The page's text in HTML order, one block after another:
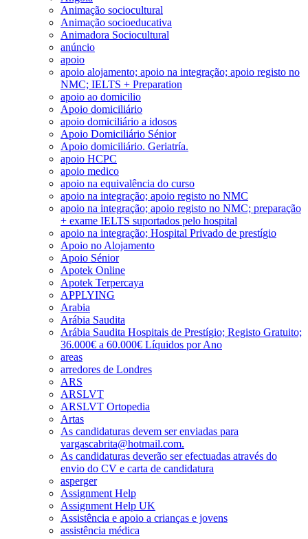
Animação sociocultural
Animação socioeducativa
Animadora Sociocultural
anúncio
apoio
apoio alojamento; apoio na integração; apoio registo no
NMC; IELTS + Preparation
apoio ao domicilio
Apoio domiciliário
apoio domiciliário a idosos
Apoio Domiciliário Sénior
Apoio domiciliário. Geriatría.
apoio HCPC
apoio medico
apoio na equivalência do curso
apoio na integração; apoio registo no NMC
apoio na integração; apoio registo no NMC; preparação
+ exame IELTS suportados pelo hospital
apoio na integração; Hospital Privado de prestígio
Apoio no Alojamento
Apoio Sénior
Apotek Online
Apotek Terpercaya
APPLYING
Arabia
Arábia Saudita
Arábia Saudita Hospitais de Prestígio; Registo Gratuito;
36.000€ a 60.000€ Líquidos por Ano
areas
arredores de Londres
ARS
ARSLVT
ARSLVT Ortopedia
Artas
As candidaturas devem ser enviadas para
vargascabrita@hotmail.com.
As candidaturas deverão ser efectuadas através do
envio do CV e carta de candidatura
asperger
Assignment Help
Assignment Help UK
Assistência e apoio a crianças e jovens
assistência médica